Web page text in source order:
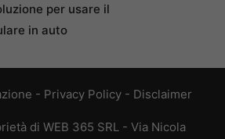
per usare il
in auto
- Privacy Policy - Disclaimer
di WEB 365 SRL - Via Nicola